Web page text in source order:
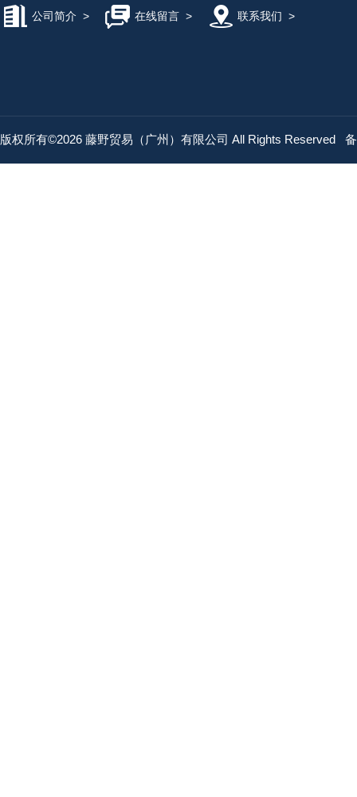
公司简介 > 在线留言> 联系我们 >
版权所有©2026 藤野贸易（广州）有限公司 All Rights Reserved